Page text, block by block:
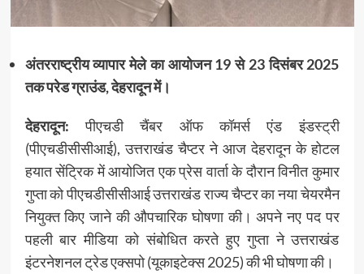
अंतरराष्ट्रीय व्यापार मेले का आयोजन 19 से 23 दिसंबर 2025
तक परेड ग्राउंड, देहरादून में।
देहरादून:पीएचडी चैंबर ऑफ कॉमर्स एंड इंडस्ट्री
(पीएचडीसीसीआई), उत्तराखंड चैप्टर ने आज देहरादून के होटल
हयात सेंट्रिक में आयोजित एक प्रेस वार्ता के दौरान विनीत कुमार
गुप्ता को पीएचडीसीसीआई उत्तराखंड राज्य चैप्टर का नया चेयरमैन
नियुक्त किए जाने की औपचारिक घोषणा की। अपने नए पद पर
पहली बार मीडिया को संबोधित करते हुए गुप्ता ने उत्तराखंड
इंटरनेशनल ट्रेड एक्सपो (यूकाइटेक्स 2025) की भी घोषणा की।